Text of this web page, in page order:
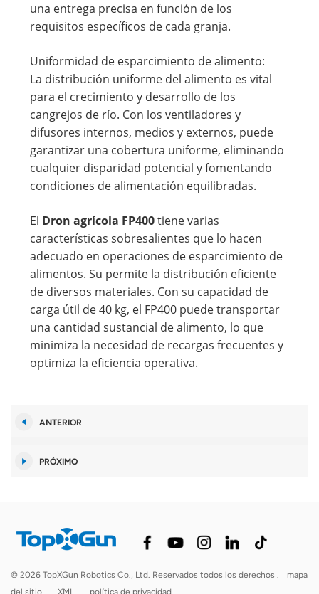
una entrega precisa en función de los
requisitos específicos de cada granja.
Uniformidad de esparcimiento de alimento:
La distribución uniforme del alimento es vital
para el crecimiento y desarrollo de los
cangrejos de río. Con los ventiladores y
difusores internos, medios y externos, puede
garantizar una cobertura uniforme, eliminando
cualquier disparidad potencial y fomentando
condiciones de alimentación equilibradas.
El Dron agrícola FP400tiene varias
características sobresalientes que lo hacen
adecuado en operaciones de esparcimiento de
alimentos. Su permite la distribución eficiente
de diversos materiales. Con su capacidad de
carga útil de 40 kg, el FP400 puede transportar
una cantidad sustancial de alimento, lo que
minimiza la necesidad de recargas frecuentes y
optimiza la eficiencia operativa.
ANTERIOR
PRÓXIMO
© 2026 TopXGun Robotics Co., Ltd. Reservados todos los derechos .
mapa